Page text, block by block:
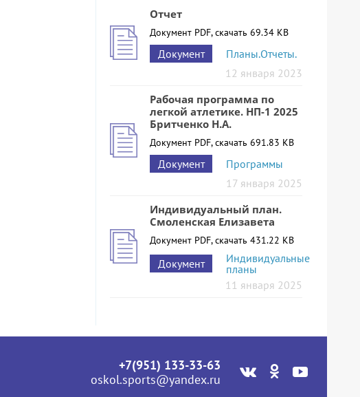
Отчет
Документ PDF, скачать 69.34 KB
Документ
Планы.Отчеты.
12 января 2023
Рабочая программа по
легкой атлетике. НП-1 2025
Бритченко Н.А.
Документ PDF, скачать 691.83 KB
Документ
Программы
17 января 2025
Индивидуальный план.
Смоленская Елизавета
Документ PDF, скачать 431.22 KB
Документ
Индивидуальные
планы
11 января 2025
+7(951) 133-33-63
oskol.sports@yandex.ru